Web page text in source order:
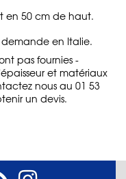
en 50 cm de haut.
en Italie.
pas fournies -
et matériaux
nous au 01 53
un devis.